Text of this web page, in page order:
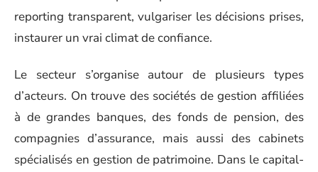
reporting transparent, vulgariser les décisions prises,
instaurer un vrai climat de confiance.
Le secteur s’organise autour de plusieurs types
d’acteurs. On trouve des sociétés de gestion affiliées
à de grandes banques, des fonds de pension, des
compagnies d’assurance, mais aussi des cabinets
spécialisés en gestion de patrimoine. Dans le capital-